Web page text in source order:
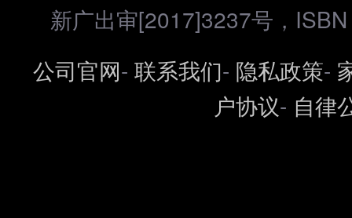
新广出审[2017]3237号，
公司官网-联系我们- 隐私政策-
户协议- 自律